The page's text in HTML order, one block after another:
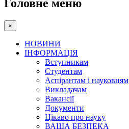
Головне меню
×
НОВИНИ
ІНФОРМАЦІЯ
Вступникам
Студентам
Аспірантам і науковцям
Викладачам
Вакансії
Документи
Цікаво про науку
ВАША БЕЗПЕКА